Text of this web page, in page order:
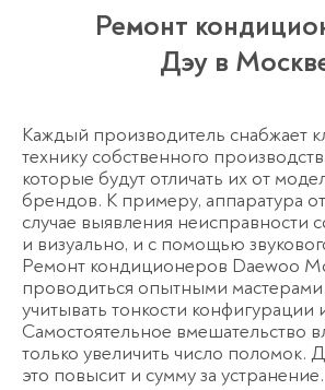
Ремонт
Дэу в
Каждый производитель снабжает
технику собственного
которые будут отличать их от
брендов. К примеру, аппаратура
случае выявления неисправности
и визуально, и с помощью
Ремонт кондиционеров Daewoo
проводиться опытными
учитывать тонкости конфигурации
Самостоятельное вмешательство
только увеличить число поломок.
это повысит и сумму за устранение.